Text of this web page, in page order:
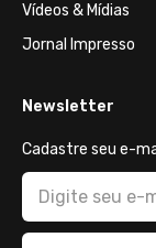
Vídeos & Mídias
Jornal Impresso
Newsletter
Cadastre seu e-